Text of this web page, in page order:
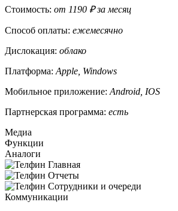
Стоимость: от 1190 ₽ за месяц
Способ оплаты: ежемесячно
Дислокация: облако
Платформа: Apple, Windows
Мобильное приложение: Android, IOS
Партнерская программа: есть
Медиа
Функции
Аналоги
Коммуникации